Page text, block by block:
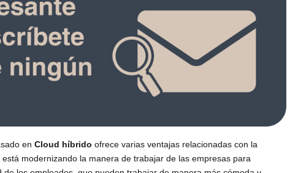
en Cloud híbrido ofrece varias ventajas relacionadas con la
modernizando la manera de trabajar de las empresas para